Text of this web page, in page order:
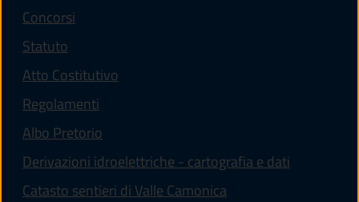
Concorsi
Statuto
Atto Costitutivo
Regolamenti
Albo Pretorio
Derivazioni idroelettriche - cartografia e dati
Catasto sentieri di Valle Camonica